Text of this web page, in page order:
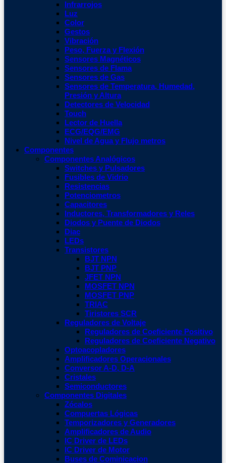
Infrarrojos
Luz
Color
Gestos
Vibración
Peso, Fuerza y Flexión
Sensores Magnéticos
Sensores de Flama
Sensores de Gas
Sensores de Temperatura, Humedad,
Presión y Altura
Detectores de Velocidad
Touch
Lector de Huella
ECG/EQG/EMG
Nivel de Agua y Flujo metros
Componentes
Componentes Analógicos
Switches y Pulsadores
Fusibles de Vidrio
Resistencias
Potenciometros
Capacitores
Inductores, Transformadores y Reles
Diodos y Puente de Diodos
Diac
LEDs
Transistores
BJT NPN
BJT PNP
JFET NPN
MOSFET NPN
MOSFET PNP
TRIAC
Tiristores SCR
Reguladores de Voltaje
Reguladores de Coeficiente Positivo
Reguladores de Coeficiente Negativo
Optoacopladores
Amplificadores Operacionales
Conversor A-D, D-A
Cristales
Semiconductores
Componentes Digitales
Zócalos
Compuertas Lógicas
Temporizadores y Generadores
Amplificadores de Audio
IC Driver de LEDs
IC Driver de Motor
Buses de Cominicacion